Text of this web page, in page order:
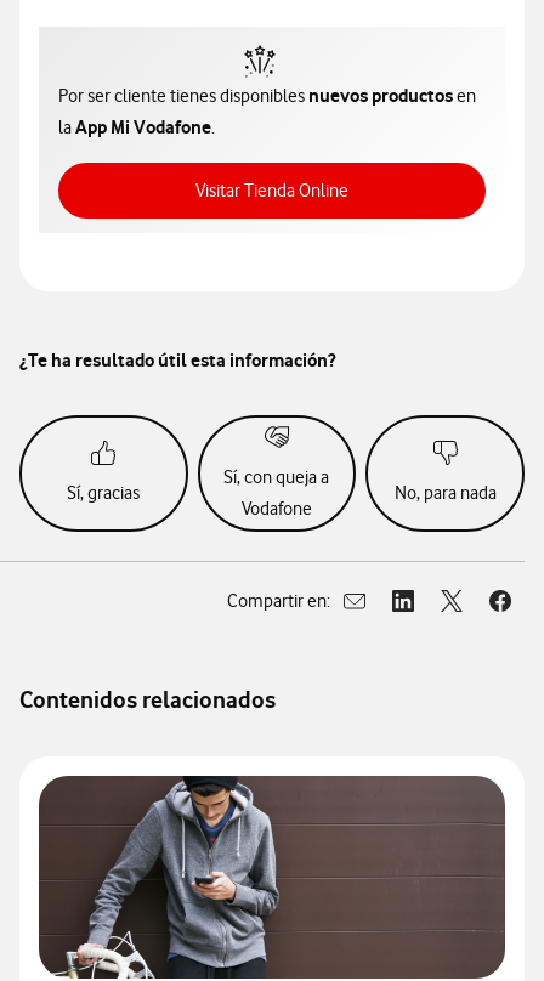
Por ser cliente tienes disponibles nuevos productosen
laApp Mi Vodafone.
Visitar Tienda OnlineAcceso a Tienda Online
¿Te ha resultado útil esta información?
Sí, gracias
Sí, con queja a
Vodafone
No, para nada
Compartir en:
Abrir ventana para
Abrir ventana
Abrir Abrir
Contenidos relacionados